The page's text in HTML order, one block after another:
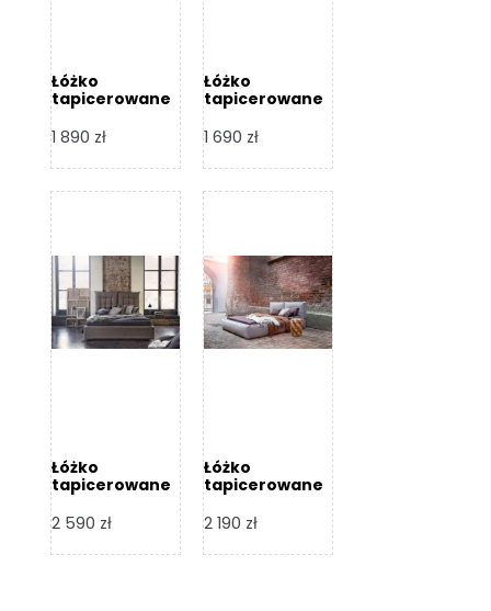
Łóżko
tapicerowane
Design
1 890 zł
Łóżko
tapicerowane
Design
1 690 zł
Łóżko
tapicerowane
Design
2 590 zł
Łóżko
tapicerowane
Design
2 190 zł